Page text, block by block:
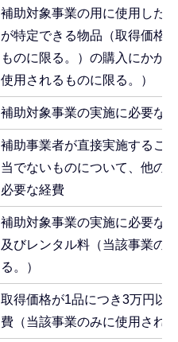
補助対象事業の用に使用した
が特定できる物品（取得価格
ものに限る。）の購入にかか
使用されるものに限る。）
補助対象事業の実施に必要な
補助事業者が直接実施するこ
当でないものについて、他の
必要な経費
補助対象事業の実施に必要な
及びレンタル料（当該事業の
る。）
取得価格が1品につき3万円以
費（当該事業のみに使用され